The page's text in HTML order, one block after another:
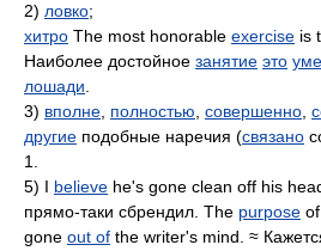
2) ловко;
хитро The most honorable exercise is
Наиболее достойное занятие это
лошади
3) вполне полностью совершенно
другие подобные наречия (связано
1.
5) I believe he's gone clean off his
прямо-таки сбрендил. The purpose of
gone out of the writer's mind. ≈